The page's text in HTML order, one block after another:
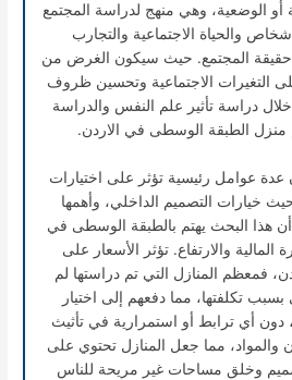
أو الوضعية، وهي منهج لدراسة المجتمع
والحياة الاجتماعية والتجارب
المجتمع. حيث سيكون الغرض من
التغيرات الاجتماعية وتحسين ظروف
دراسة تأثير علم النفس والدراسة
منزل الطبقة الوسطى في الاردن.
عدة عوامل رئيسية تؤثر على اختيارات
خيارات التصميم الداخلي، وأهمها
هذا البحث يهتم بالطبقة الوسطى في
المالية والارتفاع. تؤثر الأسعار على
فمعظم المنازل التي تم دراستها لم
تكلفتها، مما دفعهم إلى اختيار
دون أي ترابط أو استمرارية في تأثيث
والمواد، مما جعل المنازل تحتوي على
وخلق مساحات غير مريحة للناس